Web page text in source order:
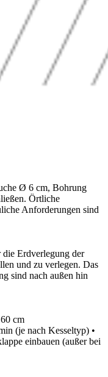
Ø 6 cm, Bohrung
Örtliche
Anforderungen sind
Erdverlegung der
und zu verlegen. Das
sind nach außen hin
cm
(je nach Kesseltyp) •
einbauen (außer bei